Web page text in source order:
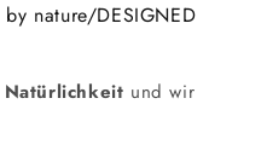
by nature/DESIGNED
Natürlichkeit und wir